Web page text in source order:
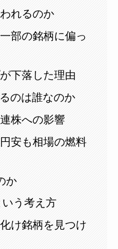
れるのか
部の銘柄に偏っ
下落した理由
のは誰なのか
株への影響
安も相場の燃料
か
う考え方
け銘柄を見つけ